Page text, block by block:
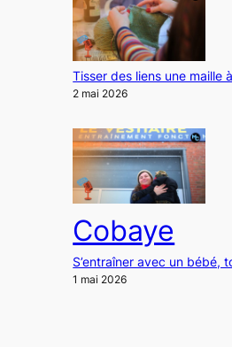
Tisser des liens une maille
2 mai 2026
Cobaye
S’entraîner avec un bébé,
1 mai 2026